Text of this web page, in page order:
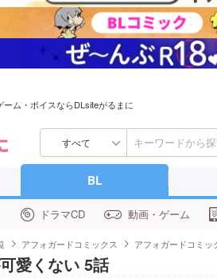
ム・ボイスならDLsiteがるまに
すべて
BL
ドラマCD 動画・ゲーム
アフォガードコミックス アフォガードコミッ
愛くない 5話